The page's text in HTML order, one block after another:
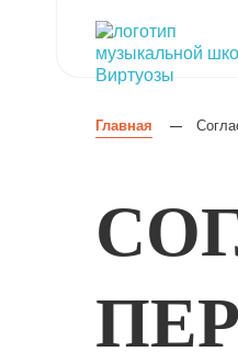
Главная —